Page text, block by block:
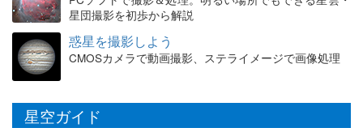
星団撮影を初歩から解説
惑星を撮影しよう
CMOSカメラで動画撮影、ステライメージで画像処理
星空ガイド